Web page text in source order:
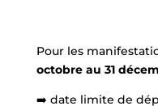
Pour les
octobre au 31
➡️ date limite de